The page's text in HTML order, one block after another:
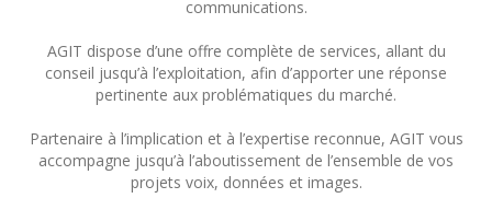
communications.
AGIT dispose d’une offre complète de services, allant du
conseil jusqu’à l’exploitation, afin d’apporter une réponse
pertinente aux problématiques du marché.
Partenaire à l’implication et à l’expertise reconnue, AGIT vous
accompagne jusqu’à l’aboutissement de l’ensemble de vos
projets voix, données et images.